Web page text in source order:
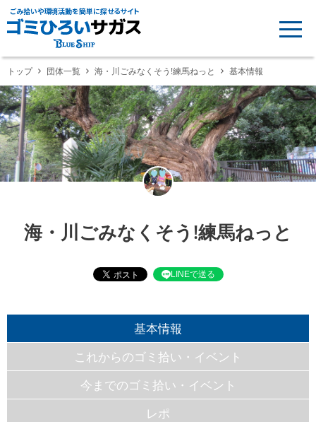
ごみ拾いや環境活動を簡単に探せるサイト
トップ 団体一覧 海・川ごみなくそう!練馬ねっと 基本情報
海・川ごみなくそう!練馬ねっと
LINEで送る
基本情報
これからのゴミ拾い・イベント
今までのゴミ拾い・イベント
レポ